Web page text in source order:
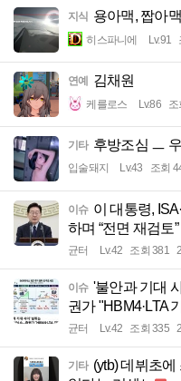
지식 용아맥, 짭아
히스파니에 Lv.91
연예 김채원
케를로스 Lv.86 조
기타 후방조심 ㅡ
입술돼지 Lv.43 조회
이슈 이 대통령,
하며 “전면 재검토”
균터 Lv.42 조회 381
이슈 '불안과 기대
권가 "HBM4·LTA
균터 Lv.42 조회 335
기타 (ytb) 데뷔초